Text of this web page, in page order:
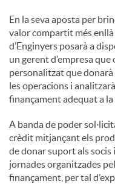
En la seva aposta per
valor compartit més
d’Enginyers posarà a
un gerent d’empresa
personalitzat que
les operacions i
finançament adequat a
A banda de poder
crèdit mitjançant els
de donar suport als socis
jornades organitzades
finançament, per tal